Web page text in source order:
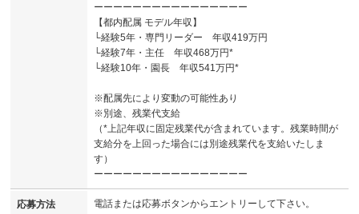
ーーーーーーーーーーーーーーーー
【都内配属 モデル年収】
└経験5年・専門リーダー 年収419万円
└経験7年・主任 年収468万円*
└経験10年・園長 年収541万円*
※配属先により変動の可能性あり
※別途、残業代支給
（*上記年収に固定残業代が含まれています。残業時間が
支給分を上回った場合には別途残業代を支給いたしま
す）
ーーーーーーーーーーーーーーーー
応募方法 電話または応募ボタンからエントリーして下さい。